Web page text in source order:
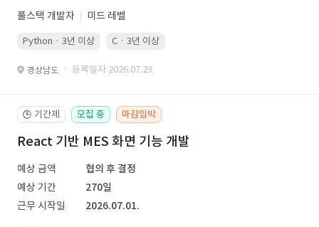
풀스택 개발자 미드 레벨
Python · 3년 이상 C · 3년 이상
경상남도 · 등록일자 2026.07.23.
🕒 기간제 모집 중 마감임박
React 기반 MES 화면 기능 개발
예상 금액
협의 후 결정
예상 기간
270일
근무 시작일
2026.07.01.